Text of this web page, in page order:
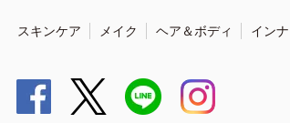
スキンケア メイク ヘア＆ボディ イン